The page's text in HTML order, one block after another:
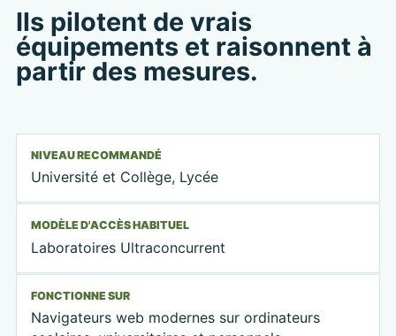
Ils pilotent de vrais
équipements et raisonnent à
partir des mesures.
NIVEAU RECOMMANDÉ
Université et Collège, Lycée
MODÈLE D'ACCÈS HABITUEL
Laboratoires Ultraconcurrent
FONCTIONNE SUR
Navigateurs web modernes sur ordinateurs